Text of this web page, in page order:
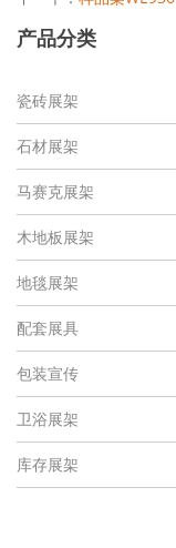
产品分类
瓷砖展架
石材展架
马赛克展架
木地板展架
地毯展架
配套展具
包装宣传
卫浴展架
库存展架